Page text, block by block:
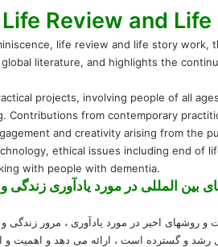
Life Review and
life review and life story work,
literature, and highlights the
projects, involving people of all
Contributions from contemporary
and creativity arising from the
ethical issues including end of
with people with dementia.
بین المللی در مورد یادآوری زندگی
و روشهای اخیر در مورد یادآوری ، مرور زندگی و
رشد و گسترده است ، ارائه می دهد و اهمیت